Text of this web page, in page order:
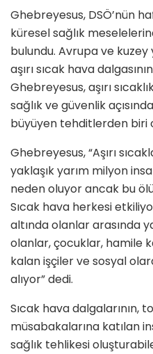
Ghebreyesus, DSÖ’nün
küresel sağlık
bulundu. Avrupa ve
aşırı sıcak hava
Ghebreyesus, aşırı
sağlık ve güvenlik
büyüyen tehditlerden biri
Ghebreyesus, “Aşırı
yaklaşık yarım milyon
neden oluyor ancak bu
Sıcak hava herkesi
altında olanlar arasında
olanlar, çocuklar, hamile
kalan işçiler ve sosyal
alıyor” dedi.
Sıcak hava dalgalarının,
müsabakalarına katılan
sağlık tehlikesi